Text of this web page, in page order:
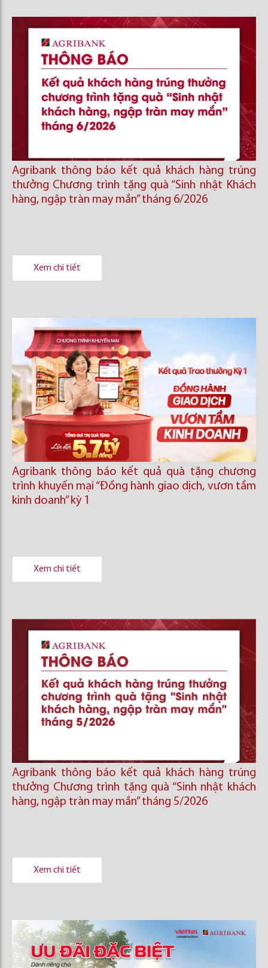
Agribank thông báo kết quả khách hàng trúng
thưởng Chương trình tặng quà “Sinh nhật Khách
hàng, ngập tràn may mắn” tháng 6/2026
Xem chi tiết
Agribank thông báo kết quả quà tặng chương
trình khuyến mại “Đồng hành giao dịch, vươn tầm
kinh doanh’’ kỳ 1
Xem chi tiết
Agribank thông báo kết quả khách hàng trúng
thưởng Chương trình tặng quà “Sinh nhật khách
hàng, ngập tràn may mắn” tháng 5/2026
Xem chi tiết